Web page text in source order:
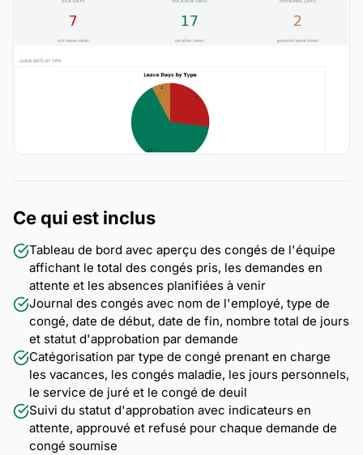
Ce qui est inclus
Tableau de bord avec aperçu des congés de l'équipe
affichant le total des congés pris, les demandes en
attente et les absences planifiées à venir
Journal des congés avec nom de l'employé, type de
congé, date de début, date de fin, nombre total de jours
et statut d'approbation par demande
Catégorisation par type de congé prenant en charge
les vacances, les congés maladie, les jours personnels,
le service de juré et le congé de deuil
Suivi du statut d'approbation avec indicateurs en
attente, approuvé et refusé pour chaque demande de
congé soumise